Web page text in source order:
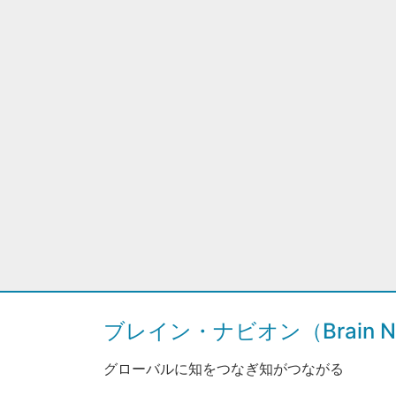
ブレイン・ナビオン（Brain
グローバルに知をつなぎ知がつながる